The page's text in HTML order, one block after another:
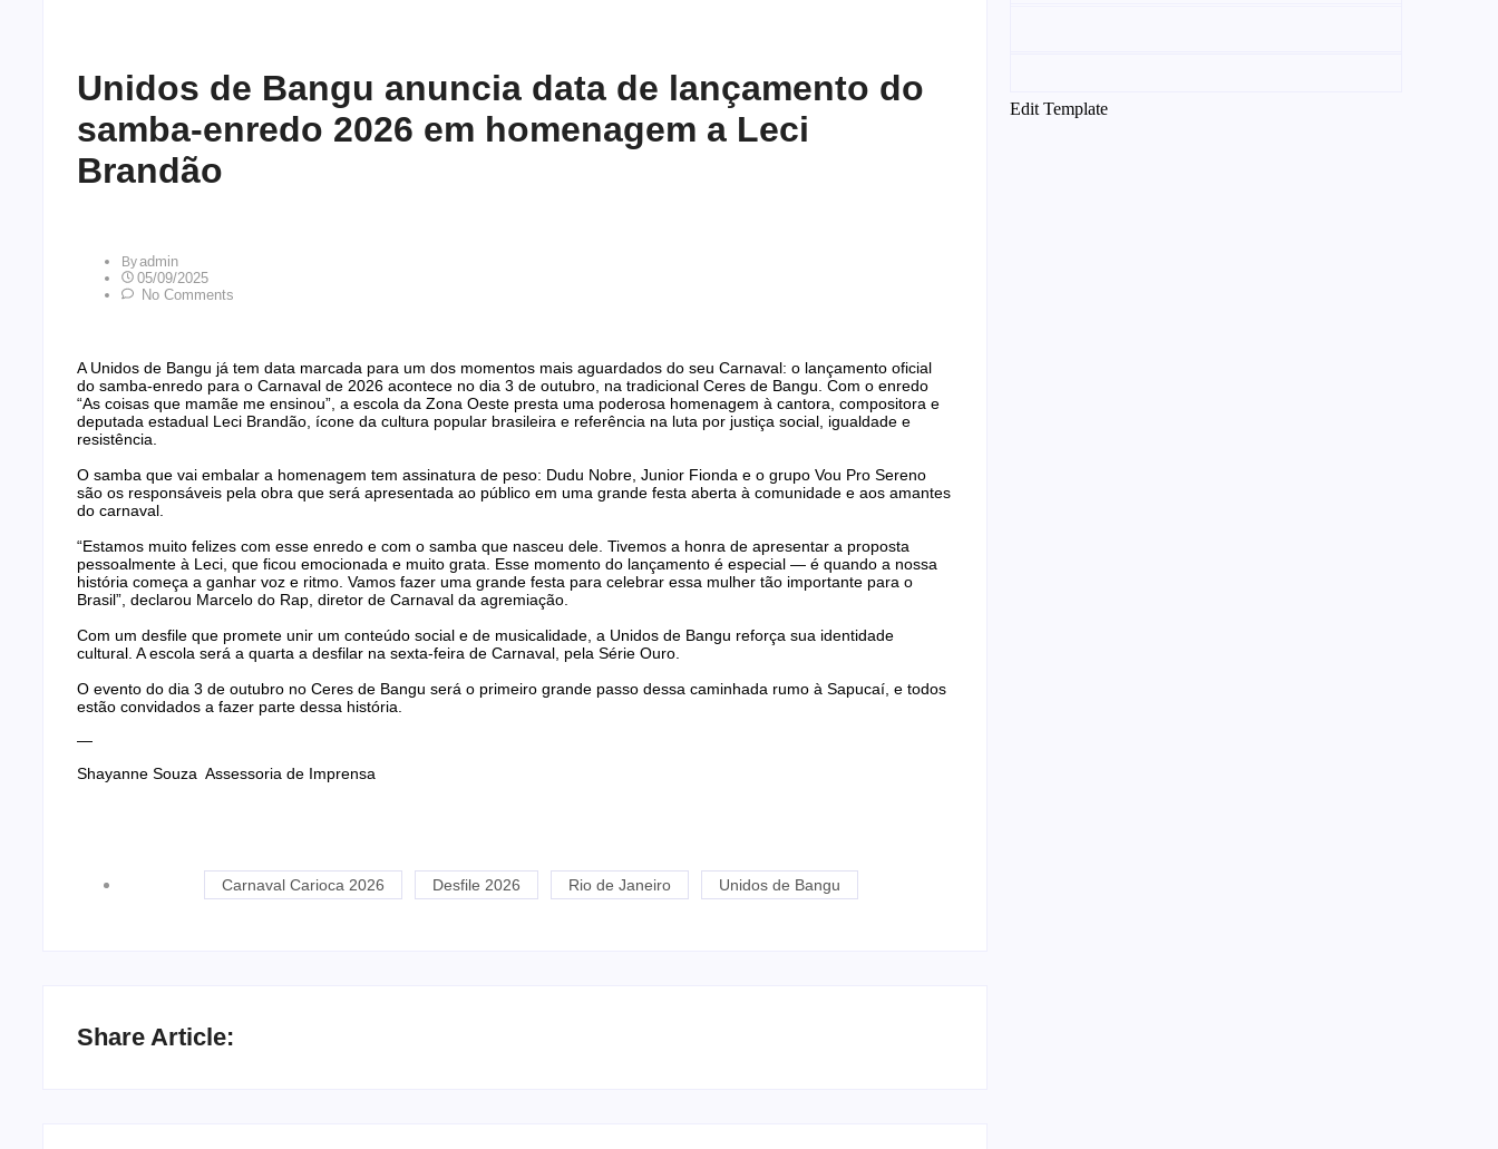
Unidos de Bangu anuncia data de lançamento do
samba-enredo 2026 em homenagem a Leci
Brandão
ByAdmin
05/09/2025
No Comments
A Unidos de Bangu já tem data marcada para um dos momentos mais aguardados do seu Carnaval: o lançamento oficial
do samba-enredo para o Carnaval de 2026 acontece no dia 3 de outubro, na tradicional Ceres de Bangu. Com o enredo
“As coisas que mamãe me ensinou”, a escola da Zona Oeste presta uma poderosa homenagem à cantora, compositora e
deputada estadual Leci Brandão, ícone da cultura popular brasileira e referência na luta por justiça social, igualdade e
resistência.
O samba que vai embalar a homenagem tem assinatura de peso: Dudu Nobre, Junior Fionda e o grupo Vou Pro Sereno
são os responsáveis pela obra que será apresentada ao público em uma grande festa aberta à comunidade e aos amantes
do carnaval.
“Estamos muito felizes com esse enredo e com o samba que nasceu dele. Tivemos a honra de apresentar a proposta
pessoalmente à Leci, que ficou emocionada e muito grata. Esse momento do lançamento é especial — é quando a nossa
história começa a ganhar voz e ritmo. Vamos fazer uma grande festa para celebrar essa mulher tão importante para o
Brasil”, declarou Marcelo do Rap, diretor de Carnaval da agremiação.
Com um desfile que promete unir um conteúdo social e de musicalidade, a Unidos de Bangu reforça sua identidade
cultural. A escola será a quarta a desfilar na sexta-feira de Carnaval, pela Série Ouro.
O evento do dia 3 de outubro no Ceres de Bangu será o primeiro grande passo dessa caminhada rumo à Sapucaí, e todos
estão convidados a fazer parte dessa história.
—
Shayanne Souza Assessoria de Imprensa
Carnaval Carioca 2026 Desfile 2026 Rio de Janeiro Unidos de Bangu
Share Article:
Edit Template